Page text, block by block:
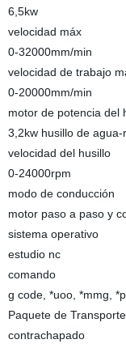
6,5kw
velocidad máx
0-32000mm/min
velocidad de trabajo
0-20000mm/min
motor de potencia del
3,2kw husillo de
velocidad del husillo
0-24000rpm
modo de conducción
motor paso a paso y
sistema operativo
estudio nc
comando
g code, *uoo, *mmg,
Paquete de Transporte
contrachapado